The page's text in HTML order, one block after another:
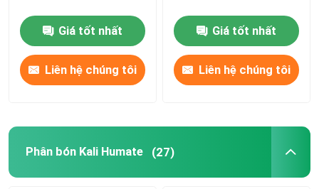
Giá tốt nhất
Liên hệ chúng tôi
Giá tốt nhất
Liên hệ chúng tôi
Phân bón Kali Humate (27)